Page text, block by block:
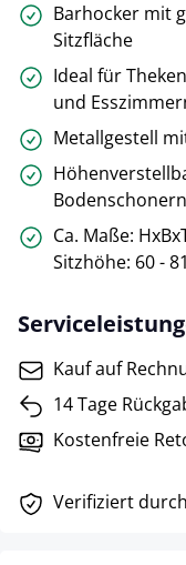
Barhocker mit
Sitzfläche
Ideal für
und
Metallgestell
Bodenschonern
Ca. Maße:
Sitzhöhe: 60 -
Kauf auf
14 Tage
Kostenfreie
Verifiziert